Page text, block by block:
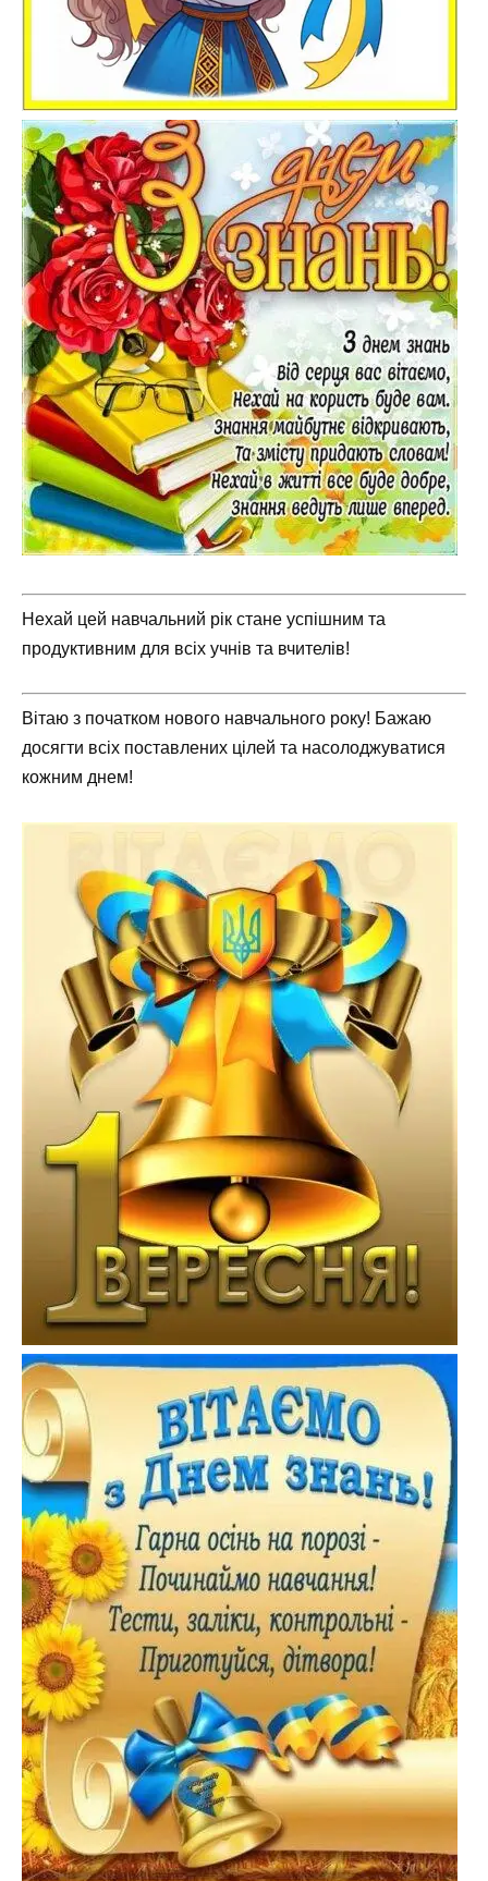
Нехай цей навчальний рік стане успішним та
продуктивним для всіх учнів та вчителів!
Вітаю з початком нового навчального року! Бажаю
досягти всіх поставлених цілей та насолоджуватися
кожним днем!